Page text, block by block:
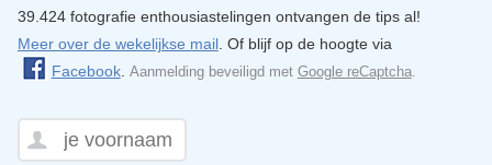
39.424 fotografie enthousiastelingen ontvangen de tips al!
Meer over de wekelijkse mail. Of blijf op de hoogte via
Facebook. Aanmelding beveiligd met Google reCaptcha.